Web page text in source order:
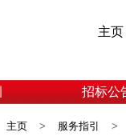
主页
招标公
主页 > 服务指引 >